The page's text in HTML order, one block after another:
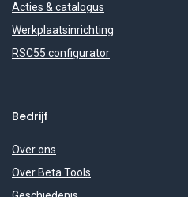
Acties & catalogus
Werkplaatsinrichting
RSC55 configurator
Bedrijf
Over ons
Over Beta Tools